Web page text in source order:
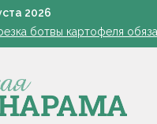
2026
труда профсоюза
ботвы картофеля
продолжаем жать
у работника нет
профсоюза